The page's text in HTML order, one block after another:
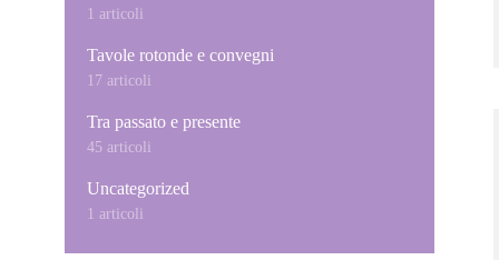
1 articoli
Tavole rotonde e convegni
17 articoli
Tra passato e presente
45 articoli
Uncategorized
1 articoli